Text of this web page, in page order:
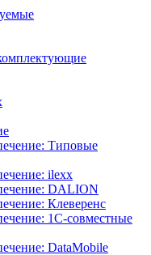
Типовые
ilexx
DALION
Клеверенс
1С-совместные
DataMobile